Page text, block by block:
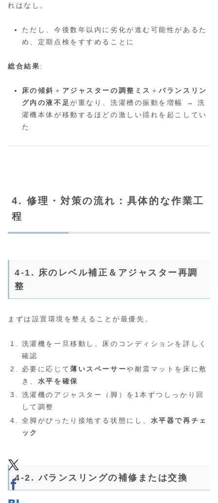
れはなし。
ただし、今後数年以内に劣化が進む可能性があるた
め、定期点検をすすめることに
総合結果:
床の傾斜 ＋ アジャスターの調整ミス ＋バランスリン
グ内の液不足 が重なり、洗濯槽の振動を増幅 → 洗
濯機本体が移動するほどの激しい揺れを起こしてい
た
4. 修理・対策の流れ：具体的な作業工
程
4-1. 床のレベル補正＆アジャスター再調
整
まずは設置環境を整えることが最優先。
洗濯機を一旦移動し、床のコンディションを詳しく
確認
必要に応じて薄いスペーサーや耐震マットを床に敷
き、 水平を確保
洗濯機のアジャスター（脚）を1本ずつしっかり回
して調整
全脚がぴったり接地する状態にし、 水平器で再チェ
ック
4-2. バランスリングの補修または交換